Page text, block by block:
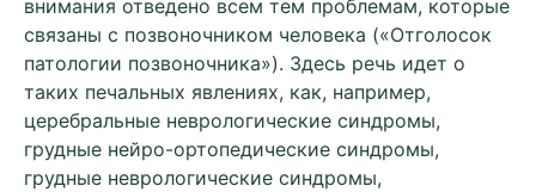
внимания отведено всем тем проблемам, которые
связаны с позвоночником человека («Отголосок
патологии позвоночника»). Здесь речь идет о
таких печальных явлениях, как, например,
церебральные неврологические синдромы,
грудные нейро-ортопедические синдромы,
грудные неврологические синдромы,